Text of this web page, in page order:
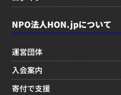
NPO法人HON.jpについて
運営団体
入会案内
寄付で支援